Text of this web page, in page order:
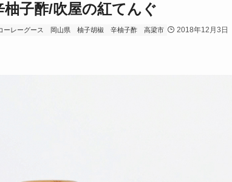
柚子酢/吹屋の紅てんぐ
ーレーグース 岡山県 柚子胡椒 辛柚子酢 高梁市 2018年12月3日